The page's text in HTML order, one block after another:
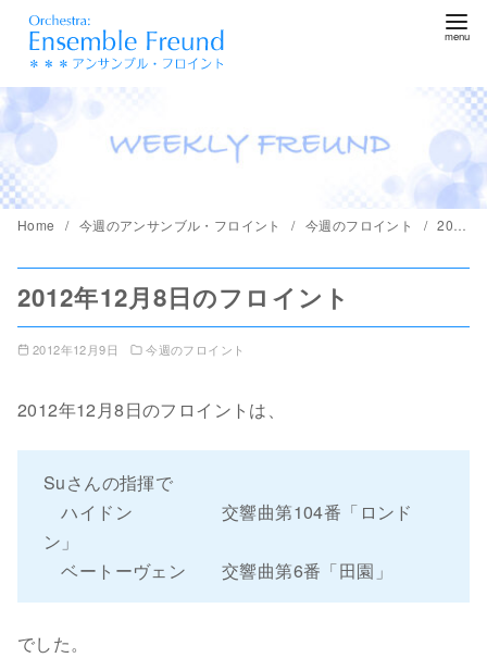
ツ
へ
移
Home 今週のアンサンブル・フロイント 今週のフロイント 2012年12月8日のフロイント
2012年12月8日のフロイント
2012年12月9日 今週のフロイント
2012年12月8日のフロイントは、
Suさんの指揮で
ハイドン 交響曲第104番「ロンド
ン」
ベートーヴェン 交響曲第6番「田園」
でした。